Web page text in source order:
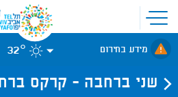
פתיחת
תפריט
אתר
לאתר עיריית
תל-אביב
מידע בחירום 32°
שני ברחבה - קרקס